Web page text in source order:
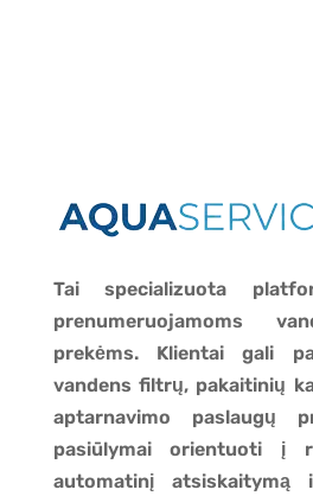
Tai specializuota
prenumeruojamoms
prekėms. Klientai gali
vandens filtrų, pakaitinių
aptarnavimo paslaugų
pasiūlymai orientuoti į
automatinį